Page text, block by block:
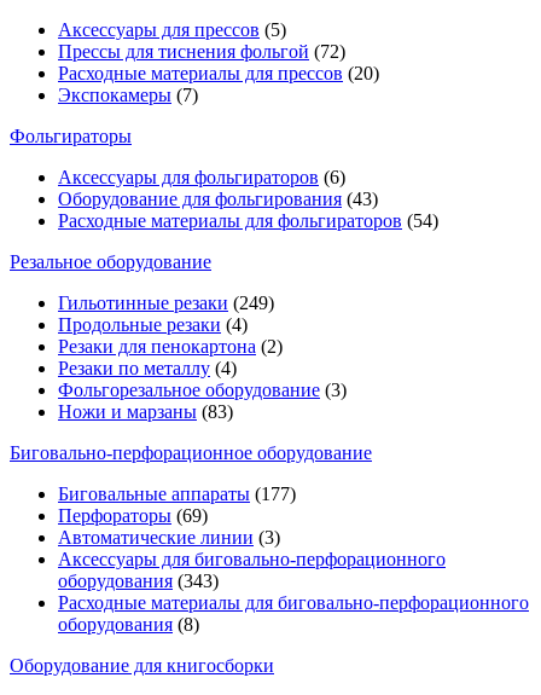
Аксессуары для прессов (5)
Прессы для тиснения фольгой (72)
Расходные материалы для прессов (20)
Экспокамеры (7)
Фольгираторы
Аксессуары для фольгираторов (6)
Оборудование для фольгирования (43)
Расходные материалы для фольгираторов (54)
Резальное оборудование
Гильотинные резаки (249)
Продольные резаки (4)
Резаки для пенокартона (2)
Резаки по металлу (4)
Фольгорезальное оборудование (3)
Ножи и марзаны (83)
Биговально-перфорационное оборудование
Биговальные аппараты (177)
Перфораторы (69)
Автоматические линии (3)
Аксессуары для биговально-перфорационного
оборудования (343)
Расходные материалы для биговально-перфорационного
оборудования (8)
Оборудование для книгосборки